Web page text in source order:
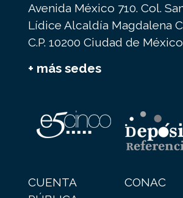
Avenida México 710. Col.
Lídice Alcaldía Magdalena
C.P. 10200 Ciudad de México
+ más sedes
CUENTA
CONAC